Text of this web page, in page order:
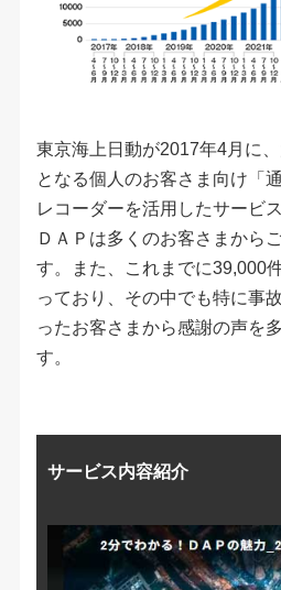
東京海上日動が2017年4月に
となる個人のお客さま向け「
レコーダーを活用したサービ
ＤＡＰは多くのお客さまから
す。また、これまでに39,000
っており、その中でも特に事
ったお客さまから感謝の声を
す。
サービス内容紹介